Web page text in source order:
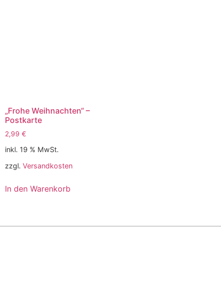
„Frohe Weihnachten“ –
Postkarte
2,99 €
inkl. 19 % MwSt.
zzgl. Versandkosten
In den Warenkorb